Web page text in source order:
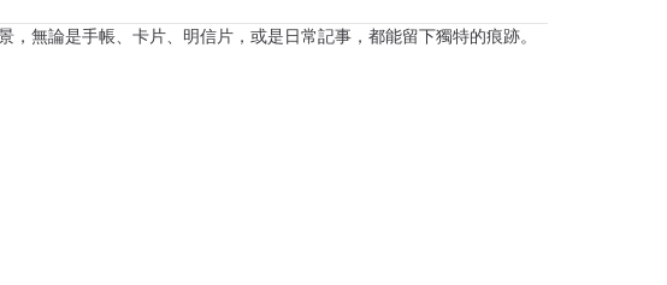
無論是手帳、卡片、明信片，或是日常記事，都能留下獨特的痕跡。